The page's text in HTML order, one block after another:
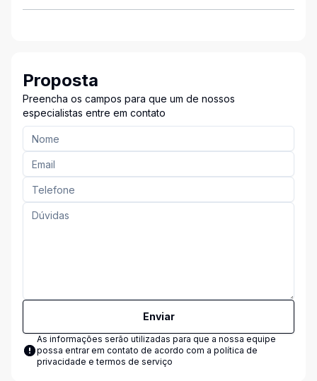
Proposta
Preencha os campos para que um de nossos
especialistas entre em contato
Enviar
As informações serão utilizadas para que a nossa equipe
possa entrar em contato de acordo com a política de
privacidade e termos de serviço